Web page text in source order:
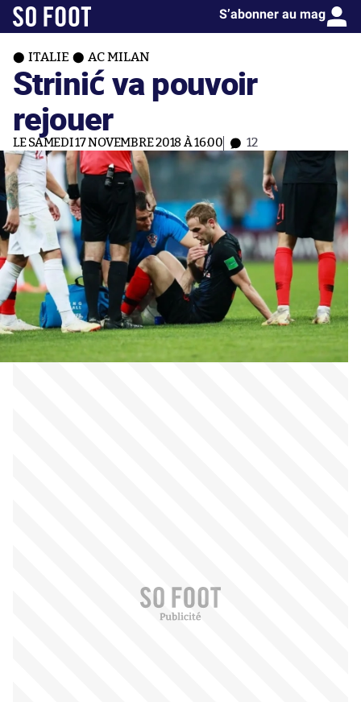
S’abonner au mag
ITALIE AC MILAN
Strinić va pouvoir
rejouer
LE SAMEDI 17 NOVEMBRE 2018 À 16:00 12